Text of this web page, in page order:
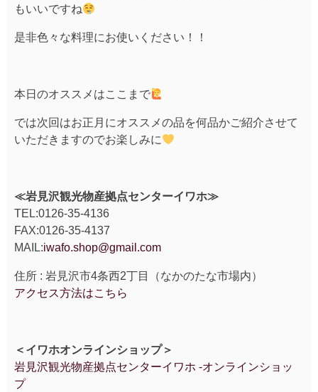
もいいですね
是非色々な料理にお使いください！！
本日のオススメはここまで
では次回はお正月にオススメの品を何品かご紹介させて
いただきますのでお楽しみに
≪岩見沢観光物産拠点センターイワホ≫
TEL:0126-35-4136
FAX:0126-35-4137
MAIL:iwafo.shop@gmail.com
住所 : 岩見沢市4条西2丁目（なかのたな市場内）
アクセス方法はこちら
＜イワホオンラインショップ＞
岩見沢観光物産拠点センターイワホ -オンラインショッ
プ